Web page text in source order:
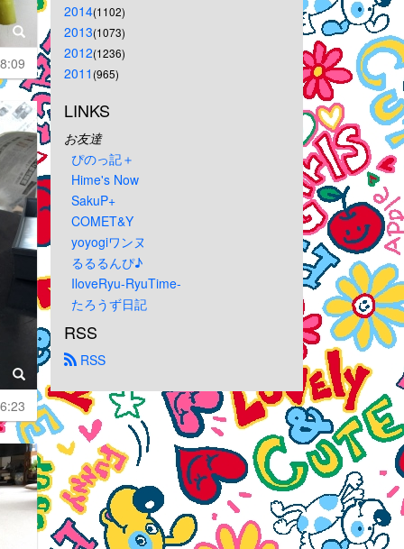
2014(1102)
2013(1073)
2012(1236)
2011 (965)
LINKS
お友達
ぴのっ記＋
Hime's Now
SakuP+
COMET&Y
yoyogiワンヌ
るるるんぴ♪
IloveRyu-RyuTime-
たろうず日記
RSS
RSS